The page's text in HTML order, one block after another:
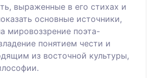
выраженные в его стихах и
основные источники,
мировоззрение поэта-
понятием чести и
из восточной культуры,